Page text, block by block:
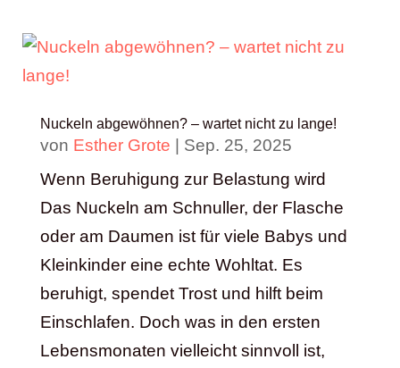
Nuckeln abgewöhnen? – wartet nicht zu lange!
von Esther Grote | Sep. 25, 2025
Wenn Beruhigung zur Belastung wird
Das Nuckeln am Schnuller, der Flasche
oder am Daumen ist für viele Babys und
Kleinkinder eine echte Wohltat. Es
beruhigt, spendet Trost und hilft beim
Einschlafen. Doch was in den ersten
Lebensmonaten vielleicht sinnvoll ist,